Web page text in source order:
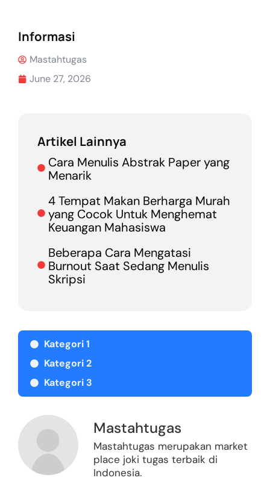
Informasi
Mastahtugas
June 27, 2026
Artikel Lainnya
Cara Menulis Abstrak Paper yang
Menarik
4 Tempat Makan Berharga Murah
yang Cocok Untuk Menghemat
Keuangan Mahasiswa
Beberapa Cara Mengatasi
Burnout Saat Sedang Menulis
Skripsi
Kategori 1
Kategori 2
Kategori 3
Mastahtugas
Mastahtugas merupakan market
place joki tugas terbaik di
Indonesia.